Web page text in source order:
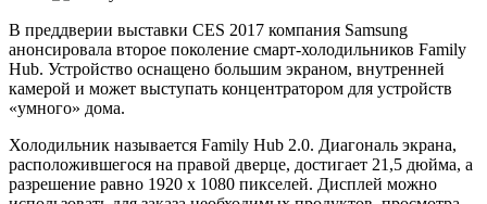
В преддверии выставки CES 2017 компания Samsung
анонсировала второе поколение смарт-холодильников Family
Hub. Устройство оснащено большим экраном, внутренней
камерой и может выступать концентратором для устройств
«умного» дома.
Холодильник называется Family Hub 2.0. Диагональ экрана,
расположившегося на правой дверце, достигает 21,5 дюйма, а
разрешение равно 1920 х 1080 пикселей. Дисплей можно